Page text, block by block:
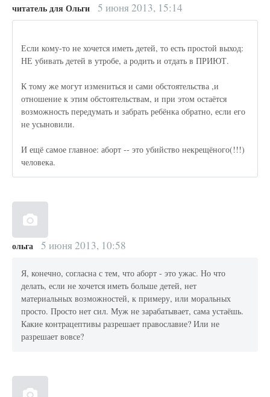
читатель для Ольги 5 июня 2013, 15:14
Если кому-то не хочется иметь детей, то есть простой выход:
НЕ убивать детей в утробе, а родить и отдать в ПРИЮТ.
К тому же могут измениться и сами обстоятельства ,и
отношение к этим обстоятельствам, и при этом остаётся
возможность передумать и забрать ребёнка обратно, если его
не усыновили.
И ещё самое главное: аборт -- это убийство некрещёного(!!!)
человека.
ольга 5 июня 2013, 10:58
Я, конечно, согласна с тем, что аборт - это ужас. Но что
делать, если не хочется иметь больше детей, нет
материальных возможностей, к примеру, или моральных
просто. Просто нет сил. Муж не зарабатывает, сама устаёшь.
Какие контрацептивы разрешает православие? Или не
разрешает вовсе?